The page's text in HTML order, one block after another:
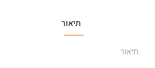
תיאור
תיאור